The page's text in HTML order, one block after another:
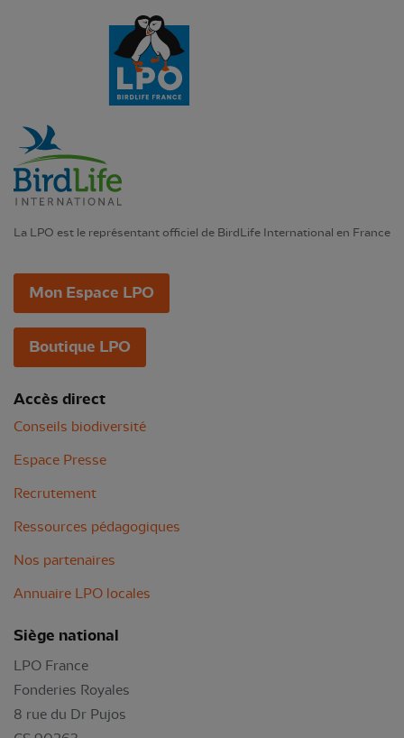
La LPO est le représentant officiel de BirdLife International en France
Mon Espace LPO
Boutique LPO
Accès direct
Conseils biodiversité
Espace Presse
Recrutement
Ressources pédagogiques
Nos partenaires
Annuaire LPO locales
Siège national
LPO France
Fonderies Royales
8 rue du Dr Pujos